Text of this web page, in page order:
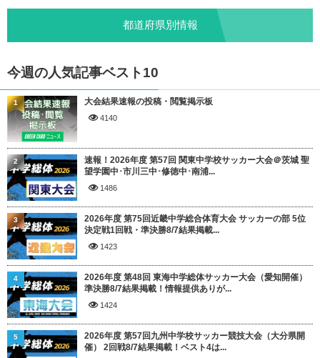
都道府県別情報
今週の人気記事ベスト10
大会結果速報の投稿・閲覧掲示板
4140
1
速報！2026年度 第57回 関東中学校サッカー大会＠茨城 聖
望学園中･市川三中･修徳中･南浦...
1486
2
2026年度 第75回近畿中学総合体育大会 サッカーの部 5位
決定戦1回戦・準決勝8/7結果掲載...
1423
3
2026年度 第48回 東海中学総体サッカー大会（愛知開催）
準決勝8/7結果掲載！情報提供ありが...
1424
4
2026年度 第57回九州中学校サッカー競技大会（大分県開
催） 2回戦8/7結果掲載！ベスト4は...
5